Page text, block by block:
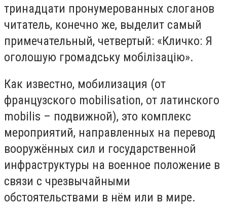
тринадцати пронумерованных слоганов
читатель, конечно же, выделит самый
примечательный, четвертый: «Кличко: Я
оголошую громадську мобілізацію».
Как известно, мобилизация (от
французского mobilisation, от латинского
mobilis – подвижной), это комплекс
мероприятий, направленных на перевод
вооружённых сил и государственной
инфраструктуры на военное положение в
связи с чрезвычайными
обстоятельствами в нём или в мире.